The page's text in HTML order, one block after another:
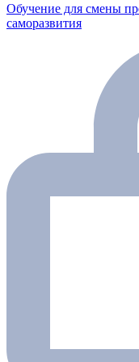
Обучение для смены
саморазвития